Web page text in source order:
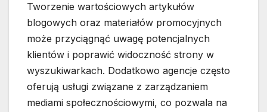
Tworzenie wartościowych artykułów
blogowych oraz materiałów promocyjnych
może przyciągnąć uwagę potencjalnych
klientów i poprawić widoczność strony w
wyszukiwarkach. Dodatkowo agencje często
oferują usługi związane z zarządzaniem
mediami społecznościowymi, co pozwala na